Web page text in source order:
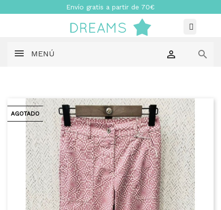
Envío gratis a partir de 70€
MENÚ  
AGOTADO